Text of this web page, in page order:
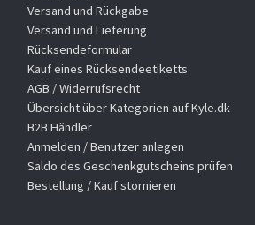
Versand und Rückgabe
Versand und Lieferung
Rücksendeformular
Kauf eines Rücksendeetiketts
AGB / Widerrufsrecht
Übersicht über Kategorien auf Kyle.dk
B2B Händler
Anmelden / Benutzer anlegen
Saldo des Geschenkgutscheins prüfen
Bestellung / Kauf stornieren